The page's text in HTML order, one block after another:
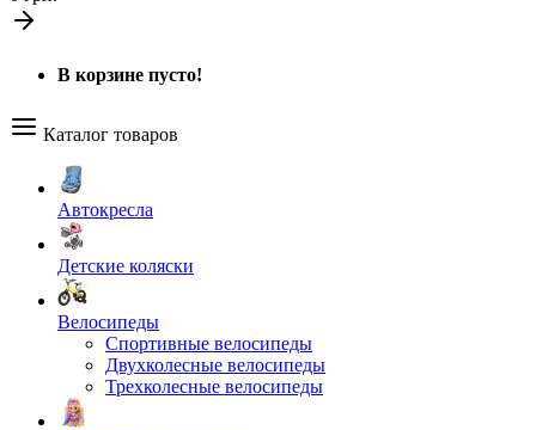
В корзине пусто!
Каталог товаров
Автокресла
Детские коляски
Велосипеды
Спортивные велосипеды
Двухколесные велосипеды
Трехколесные велосипеды